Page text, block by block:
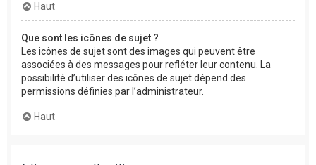
Haut
Que sont les icônes de sujet ?
Les icônes de sujet sont des images qui peuvent être
associées à des messages pour refléter leur contenu. La
possibilité d’utiliser des icônes de sujet dépend des
permissions définies par l’administrateur.
Haut